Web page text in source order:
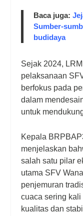
Baca juga:
Sumber-
budidaya
Sejak 2024,
pelaksanaan
berfokus pada
dalam
untuk
Kepala
menjelaskan
salah satu pilar
utama SFV
penjemuran
cuaca sering
kualitas dan